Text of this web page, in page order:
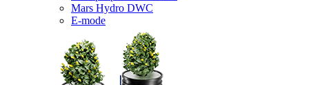
Mars Hydro DWC
E-mode